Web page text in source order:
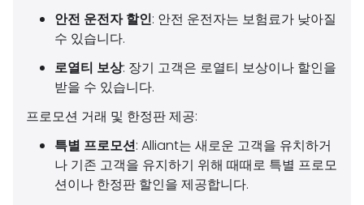
안전 운전자 할인: 안전 운전자는 보험료가 낮아질
수 있습니다.
로열티 보상: 장기 고객은 로열티 보상이나 할인을
받을 수 있습니다.
프로모션 거래 및 한정판 제공:
특별 프로모션: Alliant는 새로운 고객을 유치하거
나 기존 고객을 유지하기 위해 때때로 특별 프로모
션이나 한정판 할인을 제공합니다.